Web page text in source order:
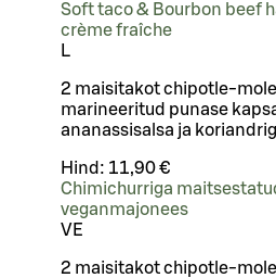
Soft taco & Bourbon beef
crème fraîche
L
2 maisitakot chipotle-
marineeritud punase
ananassisalsa ja
Hind: 11,90 €
Chimichurriga
veganmajonees
VE
2 maisitakot chipotle-